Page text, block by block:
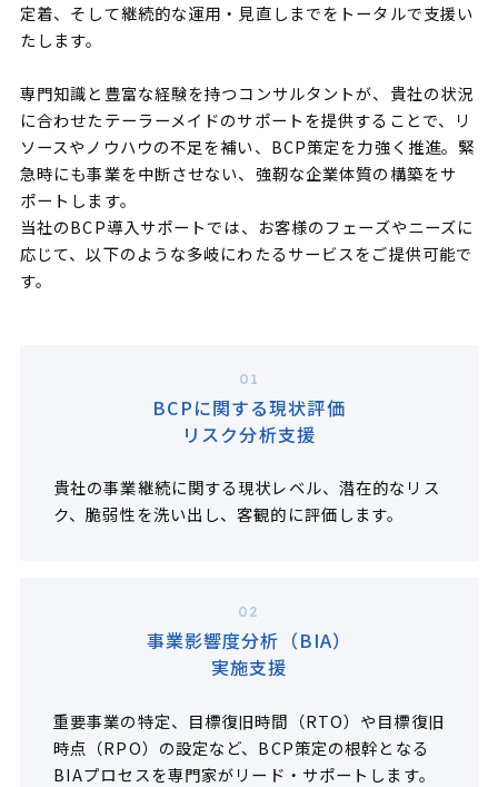
定着、そして継続的な運用・見直しまでをトータルで支援い
たします。
専門知識と豊富な経験を持つコンサルタントが、貴社の状況
に合わせたテーラーメイドのサポートを提供することで、リ
ソースやノウハウの不足を補い、BCP策定を力強く推進。緊
急時にも事業を中断させない、強靭な企業体質の構築をサ
ポートします。
当社のBCP導入サポートでは、お客様のフェーズやニーズに
応じて、以下のような多岐にわたるサービスをご提供可能で
す。
01
BCPに関する現状評価
リスク分析支援
貴社の事業継続に関する現状レベル、潜在的なリス
ク、脆弱性を洗い出し、客観的に評価します。
02
事業影響度分析（BIA）
実施支援
重要事業の特定、目標復旧時間（RTO）や目標復旧
時点（RPO）の設定など、BCP策定の根幹となる
BIAプロセスを専門家がリード・サポートします。